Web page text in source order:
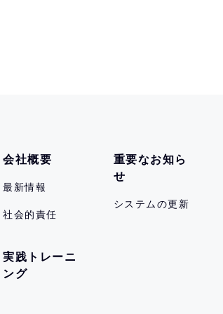
会社概要
最新情報
社会的責任
重要なお知ら
せ
システムの更新
実践トレーニ
ング